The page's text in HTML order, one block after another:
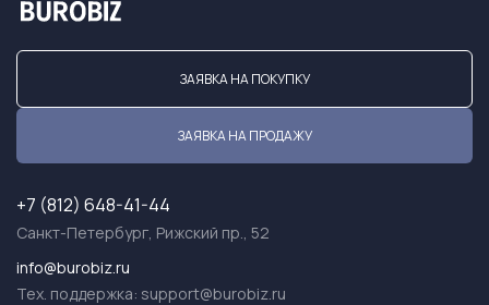
ЗАЯВКА НА ПОКУПКУ
ЗАЯВКА НА ПРОДАЖУ
+7 (812) 648-41-44
Санкт-Петербург, Рижский пр., 52
info@burobiz.ru
Тех. поддержка: support@burobiz.ru